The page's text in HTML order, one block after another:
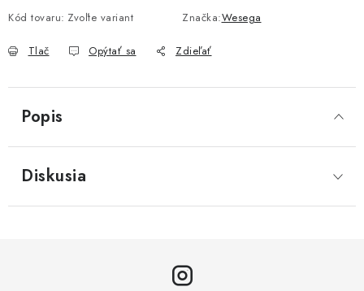
Kód tovaru: Zvoľte variant Značka:Wesega
Tlač Opýtať sa Zdieľať
Popis
Diskusia